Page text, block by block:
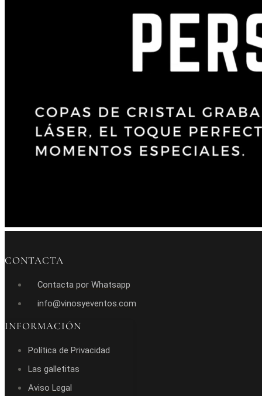
CONTACTA
Contacta por Whatsapp
info@vinosyeventos.com
INFORMACIÓN
Política de Privacidad
Las galletitas
Aviso Legal